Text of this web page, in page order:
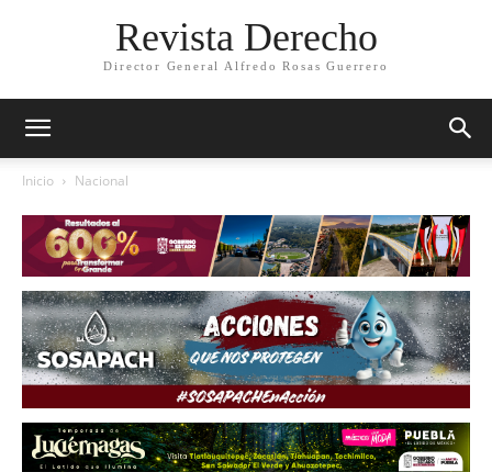
Revista Derecho
Director General Alfredo Rosas Guerrero
Inicio Nacional